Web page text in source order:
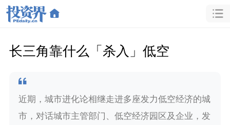
长三角靠什么「杀入」低空
近期，城市进化论相继走进多座发力低空经济的城
市，对话城市主管部门、低空经济园区及企业，发